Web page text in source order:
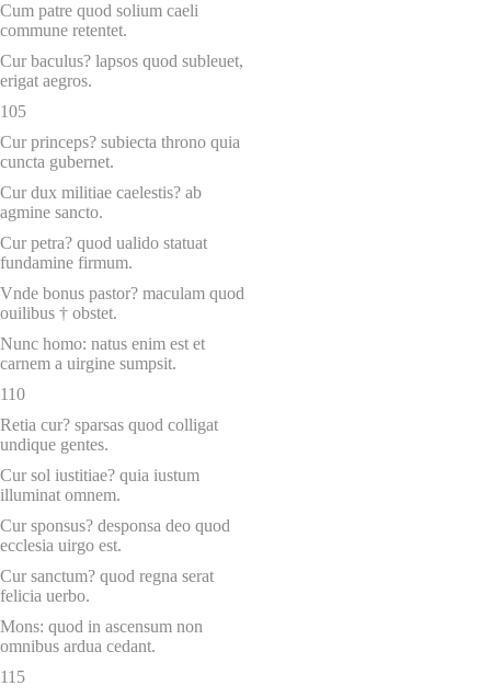
Cum patre quod solium caeli
commune retentet.
Cur baculus? lapsos quod subleuet,
erigat aegros.
105
Cur princeps? subiecta throno quia
cuncta gubernet.
Cur dux militiae caelestis? ab
agmine sancto.
Cur petra? quod ualido statuat
fundamine firmum.
Vnde bonus pastor? maculam quod
ouilibus † obstet.
Nunc homo: natus enim est et
carnem a uirgine sumpsit.
110
Retia cur? sparsas quod colligat
undique gentes.
Cur sol iustitiae? quia iustum
illuminat omnem.
Cur sponsus? desponsa deo quod
ecclesia uirgo est.
Cur sanctum? quod regna serat
felicia uerbo.
Mons: quod in ascensum non
omnibus ardua cedant.
115